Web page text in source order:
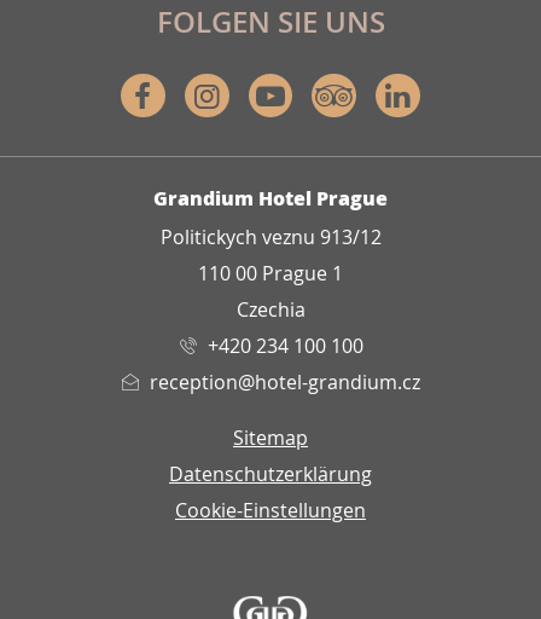
Grandium Hotel Prague
Politickych veznu 913/12
110 00 Prague 1
Czechia
+420 234 100 100
reception@hotel-grandium.cz
Sitemap
Datenschutzerklärung
Cookie-Einstellungen
FOLGEN SIE UNS
FacebookInstagram
YoutubeTripadvisor
Linkedin